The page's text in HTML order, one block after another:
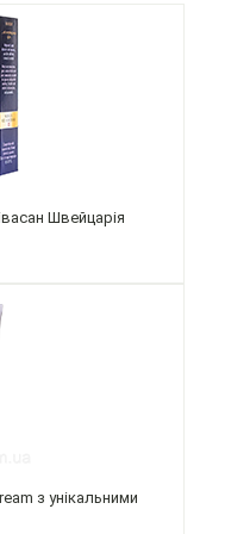
Швейцарія
з унікальними